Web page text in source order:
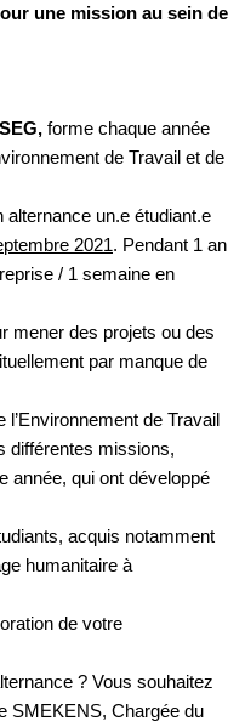
une mission au sein de
forme chaque année
de Travail et de
alternance un.e étudiant.e
2021. Pendant 1 an
/ 1 semaine en
mener des projets ou des
par manque de
de Travail
différentes missions,
année, qui ont développé
acquis notamment
humanitaire à
de votre
? Vous souhaitez
SMEKENS, Chargée du